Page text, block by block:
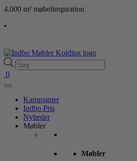
4.000 m² møbelinspiration
•
Products
search
0
Kampagner
Indbo Pris
Nyheder
Møbler
Møbler